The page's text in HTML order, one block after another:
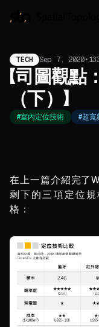
TECH Sep 7, 2020•
【司圖觀
（下）】
#室內定位技術 #超寬
在上一篇介紹完了
剩下的三項定位
格：